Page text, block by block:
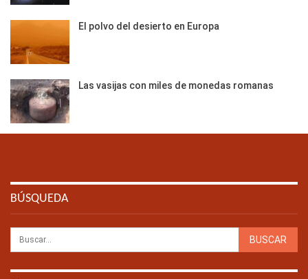
El polvo del desierto en Europa
Las vasijas con miles de monedas romanas
BÚSQUEDA